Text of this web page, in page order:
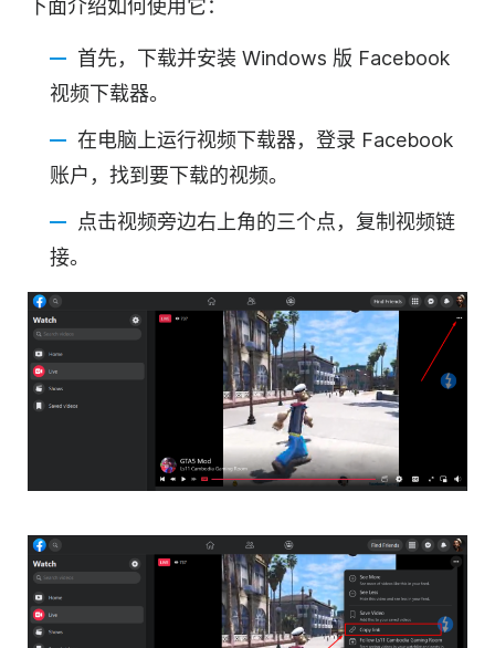
下面介绍如何使用它：
首先，下载并安装 Windows 版 Facebook
视频下载器。
在电脑上运行视频下载器，登录 Facebook
账户，找到要下载的视频。
点击视频旁边右上角的三个点，复制视频链
接。